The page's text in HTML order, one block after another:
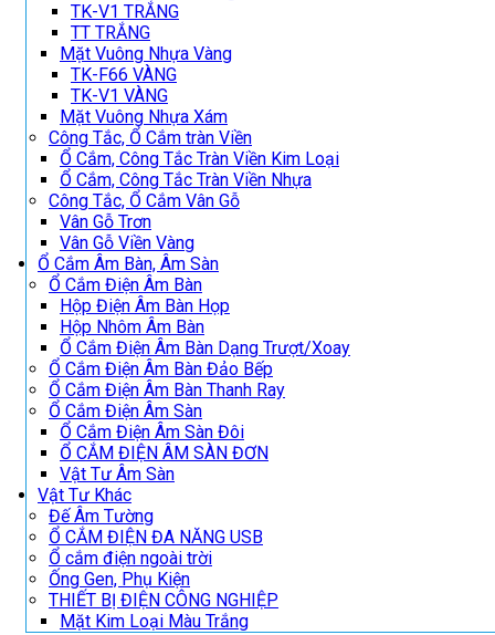
TK-V1 TRẮNG
TT TRẮNG
Mặt Vuông Nhựa Vàng
TK-F66 VÀNG
TK-V1 VÀNG
Mặt Vuông Nhựa Xám
Công Tắc, Ổ Cắm tràn Viền
Ổ Cắm, Công Tắc Tràn Viền Kim Loại
Ổ Cắm, Công Tắc Tràn Viền Nhựa
Công Tắc, Ổ Cắm Vân Gỗ
Vân Gỗ Trơn
Vân Gỗ Viền Vàng
Ổ Cắm Âm Bàn, Âm Sàn
Ổ Cắm Điện Âm Bàn
Hộp Điện Âm Bàn Họp
Hộp Nhôm Âm Bàn
Ổ Cắm Điện Âm Bàn Dạng Trượt/Xoay
Ổ Cắm Điện Âm Bàn Đảo Bếp
Ổ Cắm Điện Âm Bàn Thanh Ray
Ổ Cắm Điện Âm Sàn
Ổ Cắm Điện Âm Sàn Đôi
Ổ CẮM ĐIỆN ÂM SÀN ĐƠN
Vật Tư Âm Sàn
Vật Tư Khác
Đế Âm Tường
Ổ CẮM ĐIỆN ĐA NĂNG USB
Ổ cắm điện ngoài trời
Ống Gen, Phụ Kiện
THIẾT BỊ ĐIỆN CÔNG NGHIỆP
Mặt Kim Loại Màu Trắng